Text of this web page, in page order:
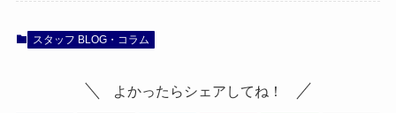
スタッフ BLOG・コラム
よかったらシェアしてね！